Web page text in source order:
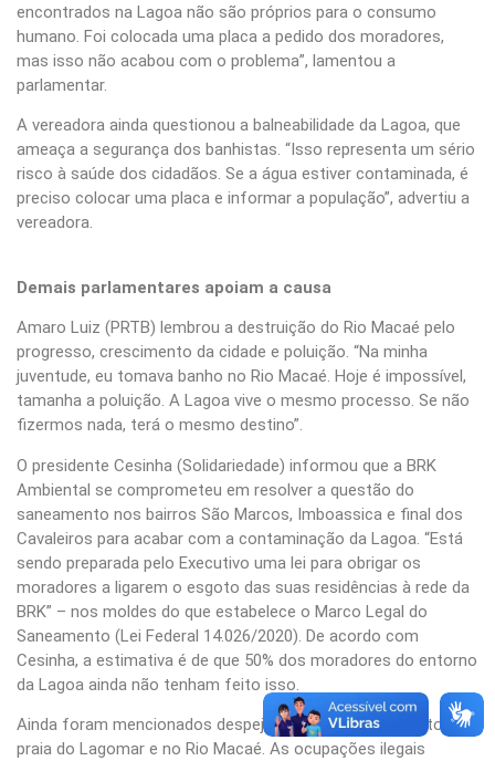
encontrados na Lagoa não são próprios para o consumo
humano. Foi colocada uma placa a pedido dos moradores,
mas isso não acabou com o problema”, lamentou a
parlamentar.
A vereadora ainda questionou a balneabilidade da Lagoa, que
ameaça a segurança dos banhistas. “Isso representa um sério
risco à saúde dos cidadãos. Se a água estiver contaminada, é
preciso colocar uma placa e informar a população”, advertiu a
vereadora.
Demais parlamentares apoiam a causa
Amaro Luiz (PRTB) lembrou a destruição do Rio Macaé pelo
progresso, crescimento da cidade e poluição. “Na minha
juventude, eu tomava banho no Rio Macaé. Hoje é impossível,
tamanha a poluição. A Lagoa vive o mesmo processo. Se não
fizermos nada, terá o mesmo destino”.
O presidente Cesinha (Solidariedade) informou que a BRK
Ambiental se comprometeu em resolver a questão do
saneamento nos bairros São Marcos, Imboassica e final dos
Cavaleiros para acabar com a contaminação da Lagoa. “Está
sendo preparada pelo Executivo uma lei para obrigar os
moradores a ligarem o esgoto das suas residências à rede da
BRK” – nos moldes do que estabelece o Marco Legal do
Saneamento (Lei Federal 14.026/2020). De acordo com
Cesinha, a estimativa é de que 50% dos moradores do entorno
da Lagoa ainda não tenham feito isso.
Ainda foram mencionados despejos irregulares de esgoto na
praia do Lagomar e no Rio Macaé. As ocupações ilegais